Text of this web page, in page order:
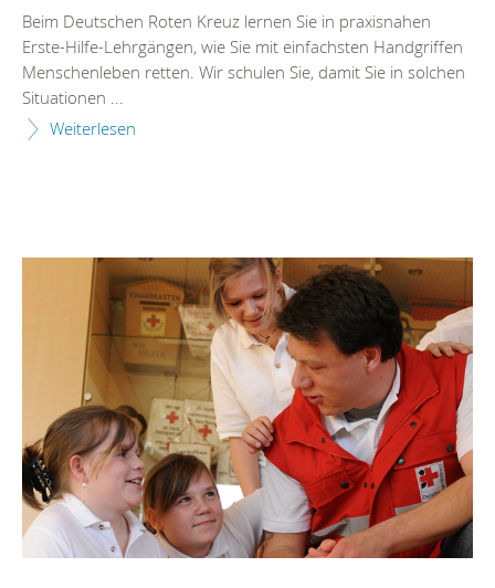
Beim Deutschen Roten Kreuz lernen Sie in praxisnahen
Erste-Hilfe-Lehrgängen, wie Sie mit einfachsten Handgriffen
Menschenleben retten. Wir schulen Sie, damit Sie in solchen
Situationen ...
Weiterlesen